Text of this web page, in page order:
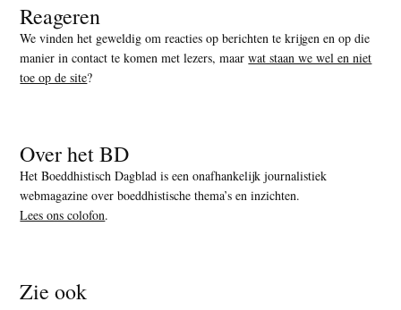
Reageren
We vinden het geweldig om reacties op berichten te krijgen en op die
manier in contact te komen met lezers, maarwat staan we wel en niet
toe op de site?
Over het BD
Het Boeddhistisch Dagblad is een onafhankelijk journalistiek
webmagazine over boeddhistische thema’s en inzichten.
Lees ons colofon.
Zie ook